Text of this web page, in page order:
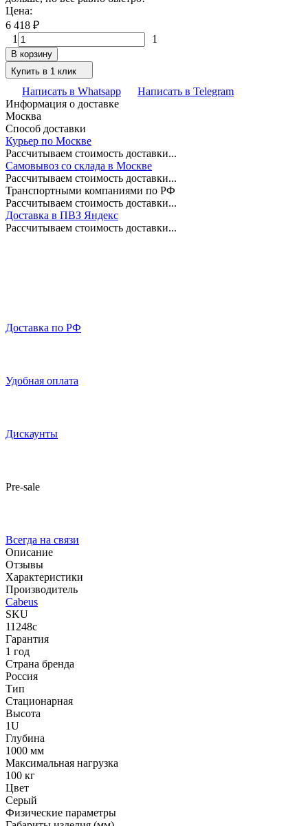
Цена:
6 418 ₽
1
1
В корзину
Купить в 1 клик
Написать в Whatsapp
Написать в Telegram
Информация о доставке
Москва
Способ доставки
Курьер по Москве
Рассчитываем стоимость доставки...
Самовывоз со склада в Москве
Рассчитываем стоимость доставки...
Транспортными компаниями по РФ
Рассчитываем стоимость доставки...
Доставка в ПВЗ Яндекс
Рассчитываем стоимость доставки...
Доставка по РФ
Удобная оплата
Дискаунты
Pre-sale
Всегда на связи
Описание
Отзывы
Характеристики
Производитель
Cabeus
SKU
11248c
Гарантия
1 год
Страна бренда
Россия
Тип
Стационарная
Высота
1U
Глубина
1000 мм
Максимальная нагрузка
100 кг
Цвет
Серый
Физические параметры